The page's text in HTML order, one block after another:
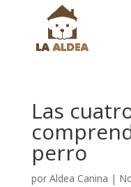
Las
perro
por Aldea Canina |